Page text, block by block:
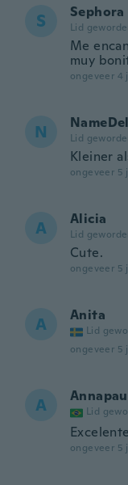
S Sephora
Lid
Me
muy
ongeveer 4
N Lid
Kleiner
ongeveer 5
A Alicia
Lid
Cute.
ongeveer 5
A Anita
Lid
ongeveer 5
A Lid
Excelente
ongeveer 5